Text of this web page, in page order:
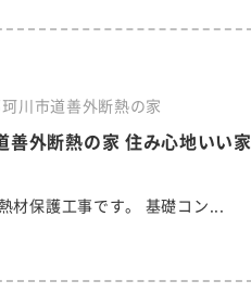
川市道善外断熱の家
外断熱の家 住み心地いい家
材保護工事です。 基礎コン...